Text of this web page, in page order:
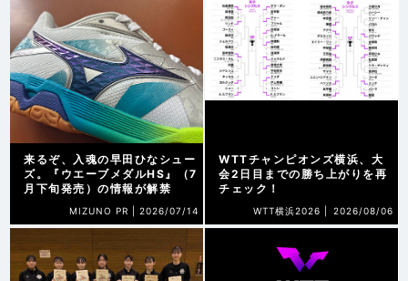
来るぞ、入魂の早田ひなシュー
ズ。『ウエーブメダルHS』（7
月下旬発売）の情報が解禁
MIZUNO PR | 2026/07/14
WTTチャンピオンズ横浜、大
会2日目までの勝ち上がりを再
チェック！
WTT横浜2026 | 2026/08/06